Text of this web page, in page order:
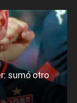
sumó otro